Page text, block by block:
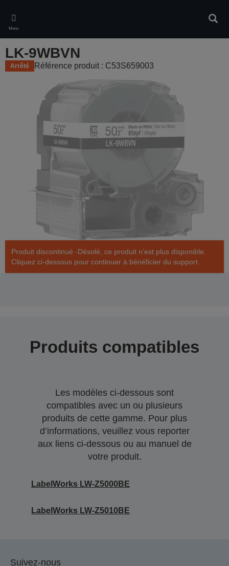
main
content
Menu
LK-9WBVN
Arrêté Référence produit : C53S659003
Produit discontinué -Désolé, ce produit n’est plus disponible.
Cliquez ci-dessous pour continuer à bénéficier du support.
Produits compatibles
Les modèles ci-dessous sont
compatibles avec un ou plusieurs
produits de cette gamme. Pour plus
d’informations, veuillez vous reporter
aux liens ci-dessous ou au manuel de
votre produit.
LabelWorks LW-Z5000BE
LabelWorks LW-Z5010BE
Suivez-nous